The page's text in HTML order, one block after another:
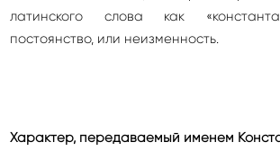
латинского слова как
постоянство, или неизменность.
Характер, передаваемый именем